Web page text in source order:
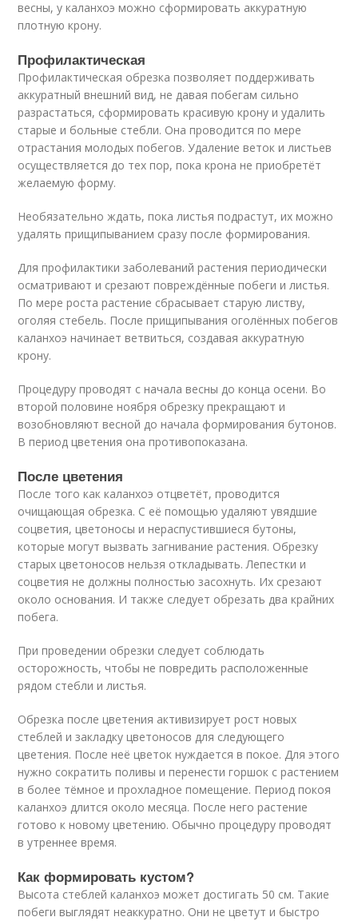
весны, у каланхоэ можно сформировать аккуратную
плотную крону.
Профилактическая
Профилактическая обрезка позволяет поддерживать
аккуратный внешний вид, не давая побегам сильно
разрастаться, сформировать красивую крону и удалить
старые и больные стебли. Она проводится по мере
отрастания молодых побегов. Удаление веток и листьев
осуществляется до тех пор, пока крона не приобретёт
желаемую форму.
Необязательно ждать, пока листья подрастут, их можно
удалять прищипыванием сразу после формирования.
Для профилактики заболеваний растения периодически
осматривают и срезают повреждённые побеги и листья.
По мере роста растение сбрасывает старую листву,
оголяя стебель. После прищипывания оголённых побегов
каланхоэ начинает ветвиться, создавая аккуратную
крону.
Процедуру проводят с начала весны до конца осени. Во
второй половине ноября обрезку прекращают и
возобновляют весной до начала формирования бутонов.
В период цветения она противопоказана.
После цветения
После того как каланхоэ отцветёт, проводится
очищающая обрезка. С её помощью удаляют увядшие
соцветия, цветоносы и нераспустившиеся бутоны,
которые могут вызвать загнивание растения. Обрезку
старых цветоносов нельзя откладывать. Лепестки и
соцветия не должны полностью засохнуть. Их срезают
около основания. И также следует обрезать два крайних
побега.
При проведении обрезки следует соблюдать
осторожность, чтобы не повредить расположенные
рядом стебли и листья.
Обрезка после цветения активизирует рост новых
стеблей и закладку цветоносов для следующего
цветения. После неё цветок нуждается в покое. Для этого
нужно сократить поливы и перенести горшок с растением
в более тёмное и прохладное помещение. Период покоя
каланхоэ длится около месяца. После него растение
готово к новому цветению. Обычно процедуру проводят
в утреннее время.
Как формировать кустом?
Высота стеблей каланхоэ может достигать 50 см. Такие
побеги выглядят неаккуратно. Они не цветут и быстро